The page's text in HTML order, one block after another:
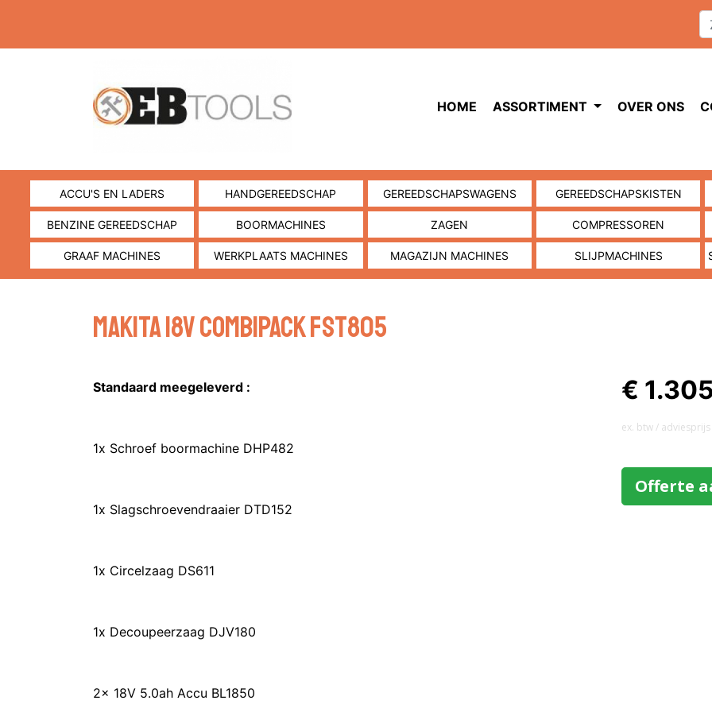
HOME ASSORTIMENT OVER ONS
ACCU'S EN LADERS HANDGEREEDSCHAP GEREEDSCHAPSWAGENS GEREEDSCHAPSKISTEN
BENZINE GEREEDSCHAP BOORMACHINES ZAGEN COMPRESSOREN
GRAAF MACHINES WERKPLAATS MACHINES MAGAZIJN MACHINES SLIJPMACHINES
MAKITA 18V COMBIPACK FST805
€
ex. btw / adviesprijs
Offerte
Standaard meegeleverd :
1x Schroef boormachine DHP482
1x Slagschroevendraaier DTD152
1x Circelzaag DS611
1x Decoupeerzaag DJV180
2x 18V 5.0ah Accu BL1850